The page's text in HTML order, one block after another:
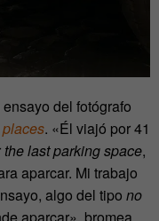
del fotógrafo
. «Él viajó por 41
the last parking space,
aparcar. Mi trabajo
algo del tipo no